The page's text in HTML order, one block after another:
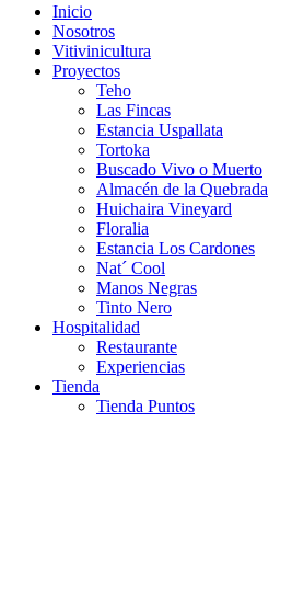
Inicio
Nosotros
Vitivinicultura
Proyectos
Teho
Las Fincas
Estancia Uspallata
Tortoka
Buscado Vivo o Muerto
Almacén de la Quebrada
Huichaira Vineyard
Floralia
Estancia Los Cardones
Nat´ Cool
Manos Negras
Tinto Nero
Hospitalidad
Restaurante
Experiencias
Tienda
Tienda Puntos